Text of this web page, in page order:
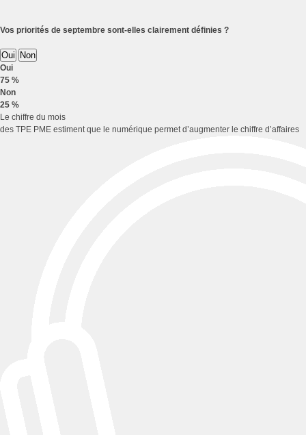
Vos priorités de septembre sont-elles clairement définies ?
Oui Non
Oui
75 %
Non
25 %
Le chiffre du mois
des TPE PME estiment que le numérique permet d’augmenter le chiffre d’affaires